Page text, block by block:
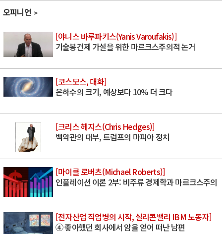
오피니언
[야니스 바루파키스(Yanis Varoufakis)]
기술봉건제 가설을 위한 마르크스주의적 논거
[코스모스, 대화]
은하수의 크기, 예상보다 10% 더 크다
[크리스 헤지스(Chris Hedges)]
백악관의 대부, 트럼프의 마피아 정치
[마이클 로버츠(Michael Roberts)]
인플레이션 이론 2부: 비주류 경제학과 마르크스주의
[전자산업 직업병의 시작, 실리콘밸리 IBM 노동자]
④ 좋아했던 회사에서 암을 얻어 떠난 남편